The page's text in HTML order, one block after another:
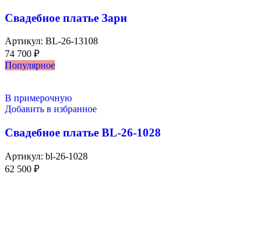
Свадебное платье Зари
Артикул: BL-26-13108
74 700 ₽
Популярное
В примерочную
Добавить в избранное
Свадебное платье BL-26-1028
Артикул: bl-26-1028
62 500 ₽